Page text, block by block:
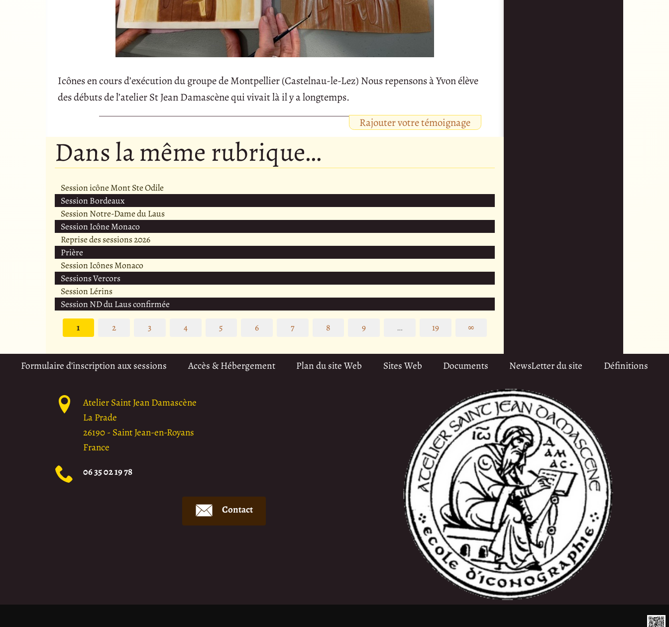
Icônes en cours d’exécution du groupe de Montpellier (Castelnau-le-Lez) Nous repensons à Yvon élève
des débuts de l’atelier St Jean Damascène qui vivait là il y a longtemps.
Rajouter votre témoignage
Dans la même rubrique…
Session icône Mont Ste Odile
Session Bordeaux
Session Notre-Dame du Laus
Session Icône Monaco
Reprise des sessions 2026
Prière
Session Icônes Monaco
Sessions Vercors
Session Lérins
Session ND du Laus confirmée
1
2 3 4 5 6 7 8 9 … 19 ∞
Formulaire d’inscription aux sessions Accès & Hébergement Plan du site Web Sites Web Documents NewsLetter du site Définitions
Atelier Saint Jean Damascène
La Prade
26190- Saint Jean-en-Royans
France
06 35 02 19 78
Contact